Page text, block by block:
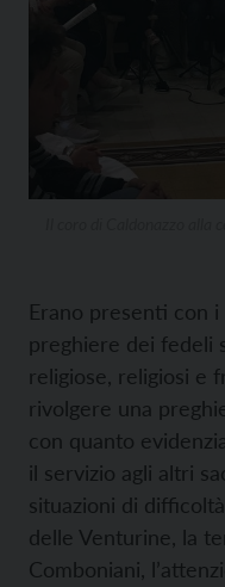
Erano presenti con
preghiere dei fedeli
religiose, religiosi e
rivolgere una
con quanto
il servizio agli altri
situazioni di
delle Venturine, la
Comboniani,